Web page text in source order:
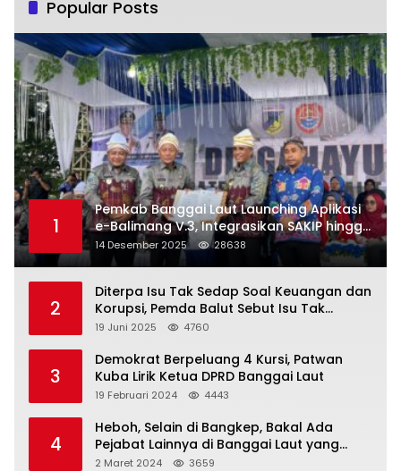
Popular Posts
1
Pemkab Banggai Laut Launching Aplikasi
e-Balimang V.3, Integrasikan SAKIP hingga
Satu Data Layanan Publik
14 Desember 2025 28638
2
Diterpa Isu Tak Sedap Soal Keuangan dan
Korupsi, Pemda Balut Sebut Isu Tak
Berdasar
19 Juni 2025 4760
3
Demokrat Berpeluang 4 Kursi, Patwan
Kuba Lirik Ketua DPRD Banggai Laut
19 Februari 2024 4443
4
Heboh, Selain di Bangkep, Bakal Ada
Pejabat Lainnya di Banggai Laut yang
Bakal di Ciduk, Bagini Kata Kapolres!
2 Maret 2024 3659